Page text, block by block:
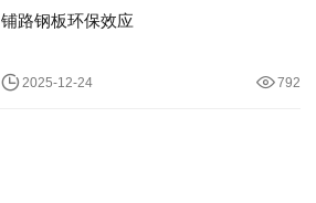
铺路钢板环保效应
2025-12-24 792